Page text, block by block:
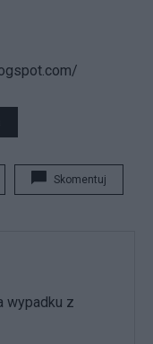
Skomentuj
wypadku z